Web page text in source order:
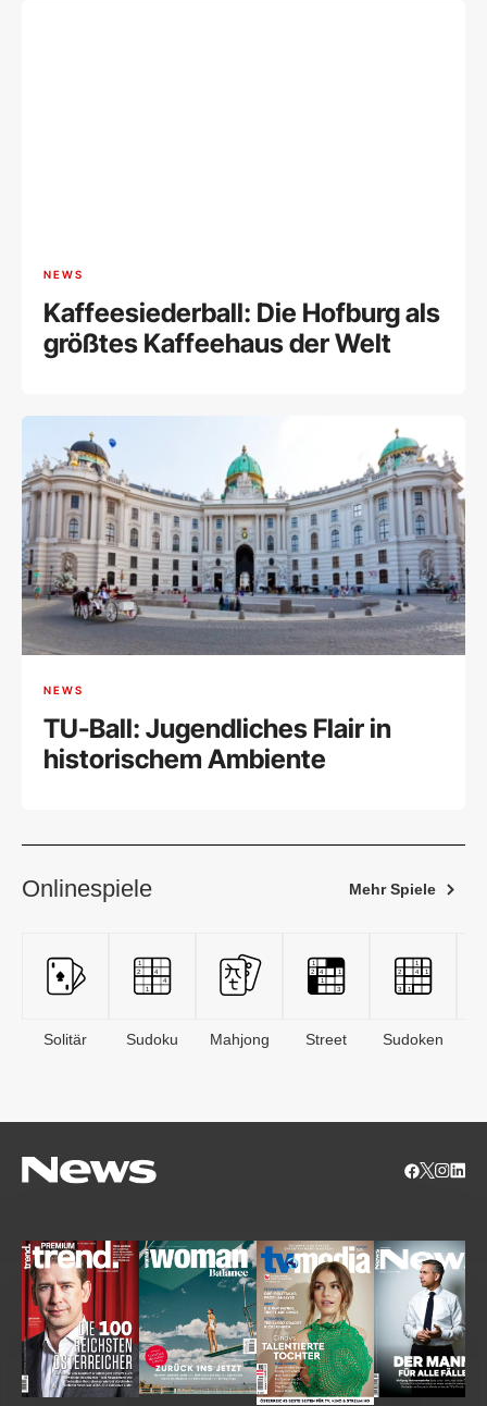
NEWS
Kaffeesiederball: Die Hofburg als
größtes Kaffeehaus der Welt
NEWS
TU-Ball: Jugendliches Flair in
historischem Ambiente
Onlinespiele Mehr Spiele
Solitär Sudoku Mahjong Street Sudoken